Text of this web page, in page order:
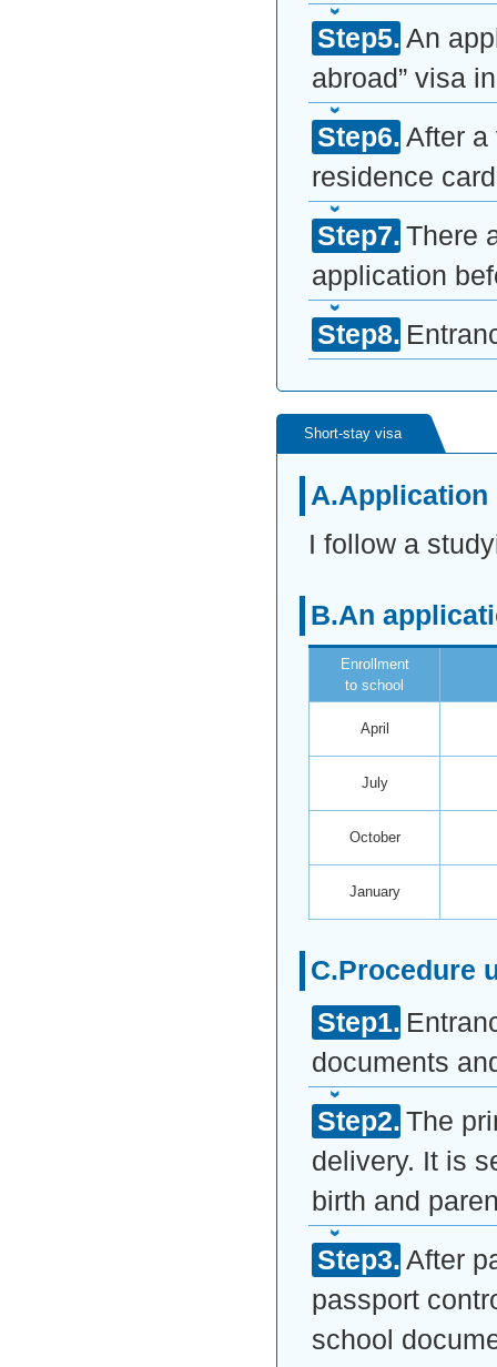
An
abroad” visa
After a
residence
There
application
Short-stay visa
I follow a
B.An
Enrollment
to school
April
July
October
January
C.Procedure
documents
The
delivery. It is
birth and
After
passport
school